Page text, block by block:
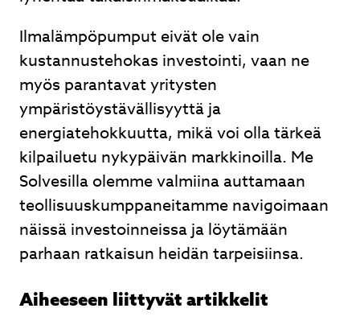
Ilmalämpöpumput eivät ole vain
kustannustehokas investointi, vaan ne
myös parantavat yritysten
ympäristöystävällisyyttä ja
energiatehokkuutta, mikä voi olla tärkeä
kilpailuetu nykypäivän markkinoilla. Me
Solvesilla olemme valmiina auttamaan
teollisuuskumppaneitamme navigoimaan
näissä investoinneissa ja löytämään
parhaan ratkaisun heidän tarpeisiinsa.
Aiheeseen liittyvät artikkelit